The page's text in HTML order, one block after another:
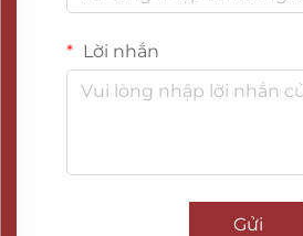
Lời nhắn
Gửi